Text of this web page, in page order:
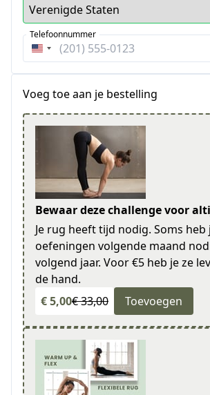
Verenigde
Staten
Telefoonnummer
Voeg toe aan je bestelling
Bewaar deze challenge voor
Je rug heeft tijd nodig. Soms heb
oefeningen volgende maand
volgend jaar. Voor €5 heb je ze
de hand.
€ 5,00€ 33,00 Toevoegen